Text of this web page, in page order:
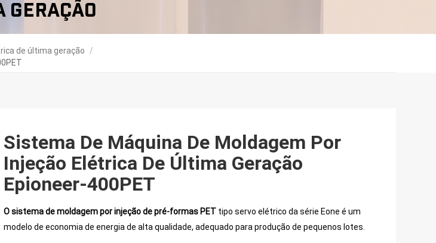
Geração
de última geração
/
Sistema De Máquina De Moldagem Por
Injeção Elétrica De Última Geração
Epioneer-400PET
O sistema de moldagem por injeção de pré-formas PET tipo servo elétrico da série Eone é um
modelo de economia de energia de alta qualidade, adequado para produção de pequenos lotes.